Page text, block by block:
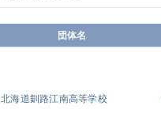
団体名
北海道釧路江南高等学校